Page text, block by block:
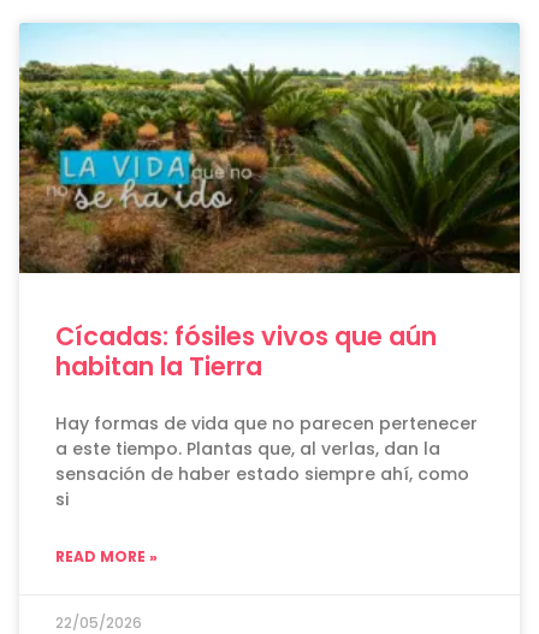
Cícadas: fósiles vivos que aún
habitan la Tierra
Hay formas de vida que no parecen pertenecer
a este tiempo. Plantas que, al verlas, dan la
sensación de haber estado siempre ahí, como
si
READ MORE »
22/05/2026